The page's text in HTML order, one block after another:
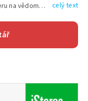
Vyplněním shora uvedených údajů beru na vědomí, že společnost TEXT FACTORY s.r.o., sídlem Brno, Durďákova 336/29, Černá Pole, PSČ: 613 00, IČ: 06157831, zapsané u Krajského soudu v Brně, oddíl C, vložka 100399, bude zpracovávat mé osobní údaje uvedené v rámci mnou vyplněného registračního formuláře na základě oprávněných zájmů TEXT FACTORY s.r.o. dle čl. 6 odst. 1 písm. f) GDPR a pro splnění právních povinností (čl. 6 odst. 1 písm. c) GDPR), a to pro tyto účely: nezbytnost zajistit oprávnění návštěvníka webových stránek provozovaných společností TEXT FACTORY s.r.o. přispívat aktivně ke zveřejněným článkům nebo v rámci diskusních fór a výkon práv TEXT FACTORY s.r.o. jako administrátora těchto diskusních fór. Více informací o zpracování osobních údajů a právech lze nalézt v celý text